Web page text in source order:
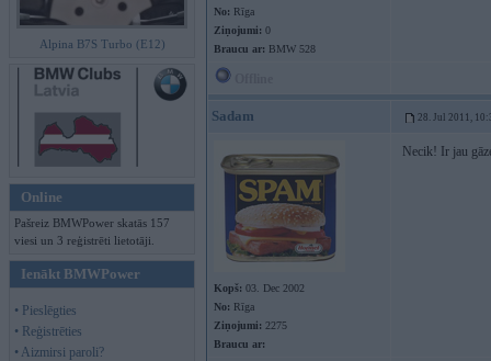
Alpina B7S Turbo (E12)
Online
Pašreiz BMWPower skatās 157
viesi un 3 reģistrēti lietotāji.
Ienākt BMWPower
• Pieslēgties
• Reģistrēties
• Aizmirsi paroli?
No: Rīga
Ziņojumi: 0
Braucu ar: BMW 528
Sadam 28. Jul 2011,
Kopš: 03. Dec 2002
No: Rīga
Ziņojumi: 2275
Braucu ar:
Necik! Ir jau